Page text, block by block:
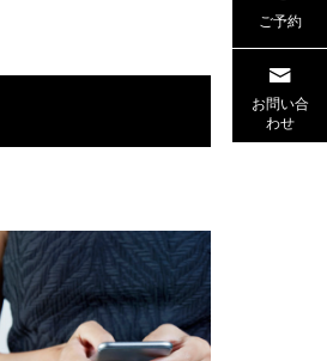
ご予約
お問い合
わせ